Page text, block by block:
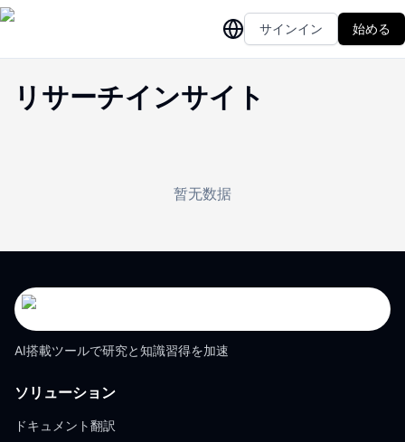
サインイン 始める
リサーチインサイト
暂无数据
AI搭載ツールで研究と知識習得を加速
ソリューション
ドキュメント翻訳